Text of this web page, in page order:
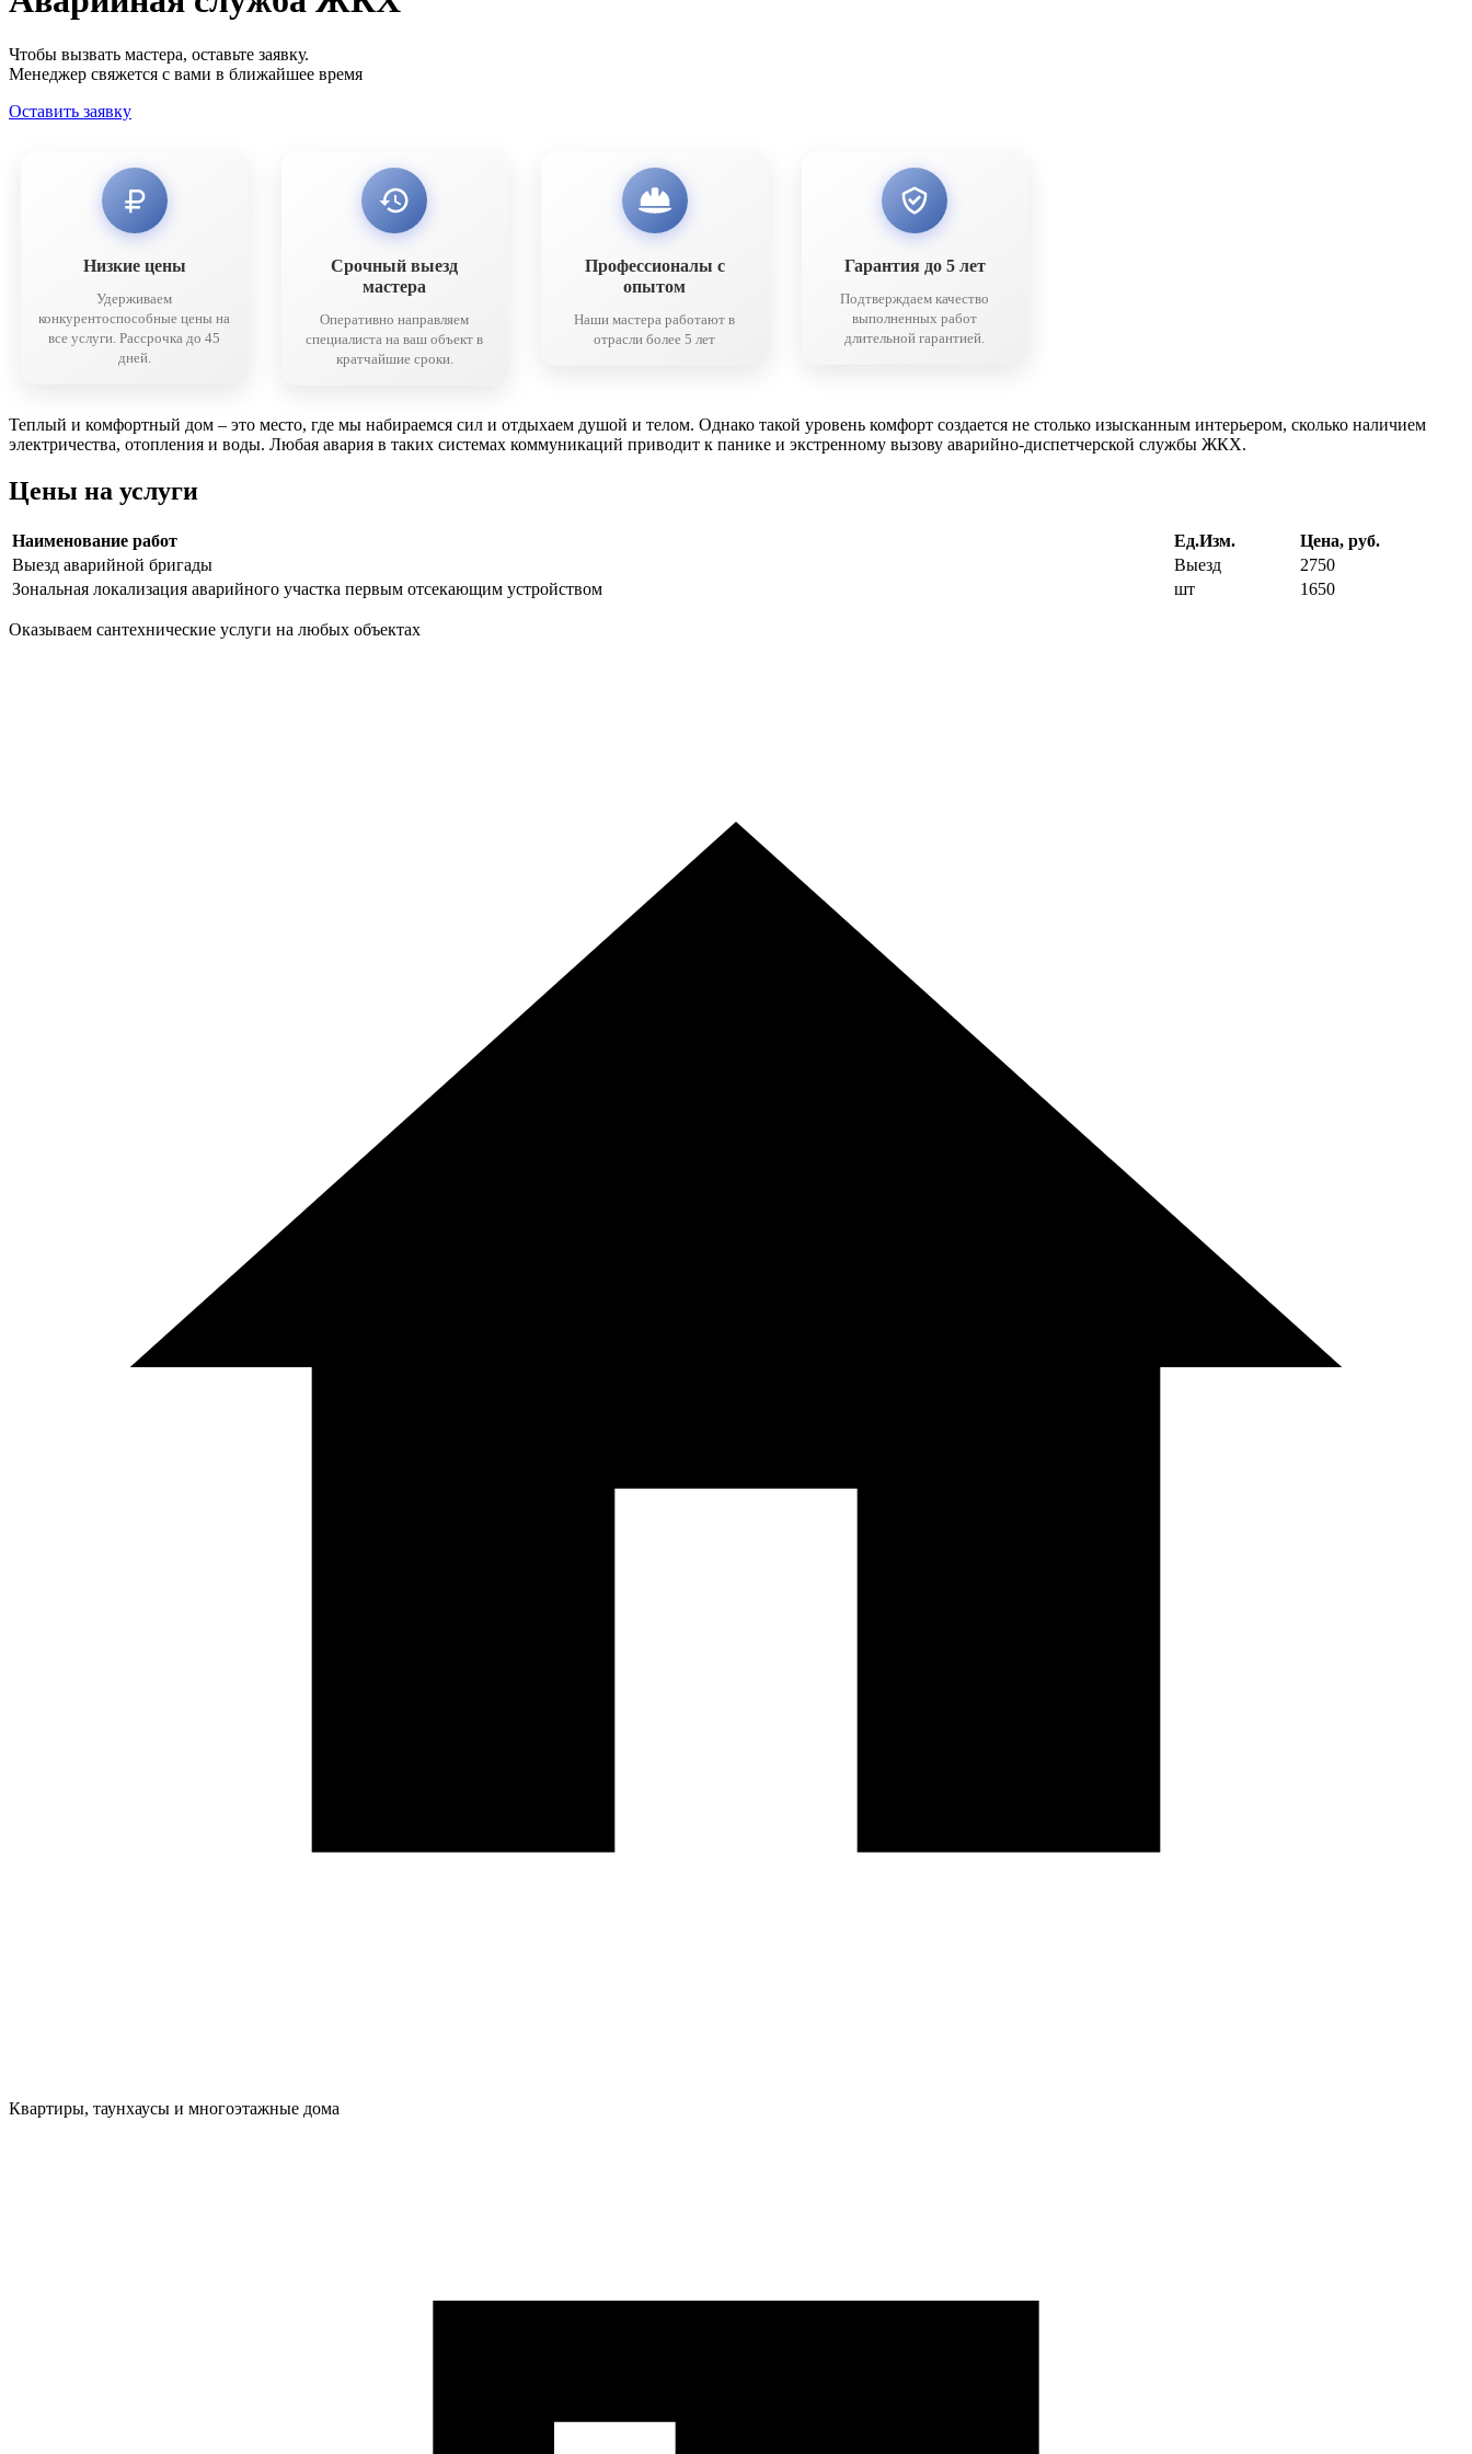
Чтобы вызвать мастера, оставьте заявку.
Менеджер свяжется с вами в ближайшее время
Оставить заявку
Низкие цены
Удерживаем
конкурентоспособные цены на
все услуги. Рассрочка до 45
дней.
Срочный выезд
мастера
Оперативно направляем
специалиста на ваш объект в
кратчайшие сроки.
Профессионалы с
опытом
Наши мастера работают в
отрасли более 5 лет
Гарантия до 5 лет
Подтверждаем качество
выполненных работ
длительной гарантией.
Теплый и комфортный дом – это место, где мы набираемся сил и отдыхаем душой и телом. Однако такой уровень комфорт создается не столько изысканным интерьером, сколько наличием
электричества, отопления и воды. Любая авария в таких системах коммуникаций приводит к панике и экстренному вызову аварийно-диспетчерской службы ЖКХ.
Цены на услуги
Наименование работ Ед.Изм.
Цена, руб.
Выезд аварийной бригады
Выезд
2750
Зональная локализация аварийного участка первым отсекающим устройством
шт 1650
Оказываем сантехнические услуги на любых объектах
Квартиры, таунхаусы и многоэтажные дома